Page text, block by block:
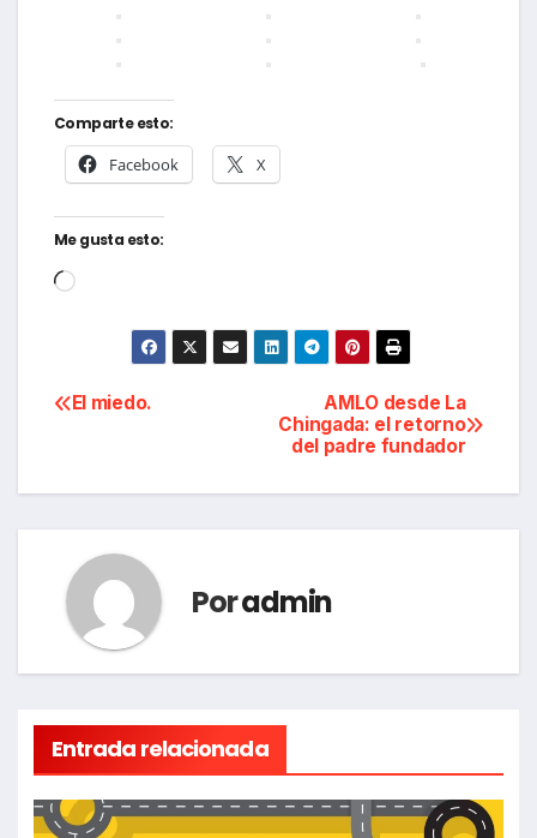
Comparte esto:
Facebook X
Me gusta esto:
Cargando...
Navegación
AMLO desde La
Chingada: el retorno
del padre fundador
El miedo.
Poradmin
Entrada relacionada